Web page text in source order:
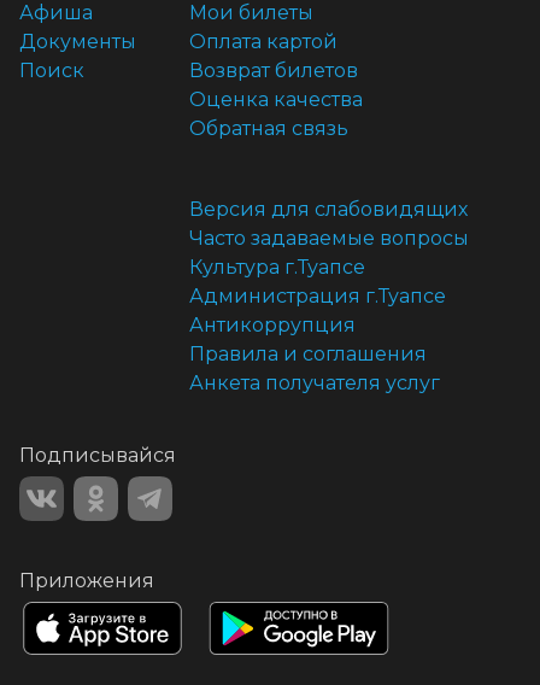
Афиша
Документы
Поиск
Мои билеты
Оплата картой
Возврат билетов
Оценка качества
Обратная связь
Версия для слабовидящих
Часто задаваемые вопросы
Культура г.Туапсе
Администрация г.Туапсе
Антикоррупция
Правила и соглашения
Анкета получателя услуг
Подписывайся
Приложения